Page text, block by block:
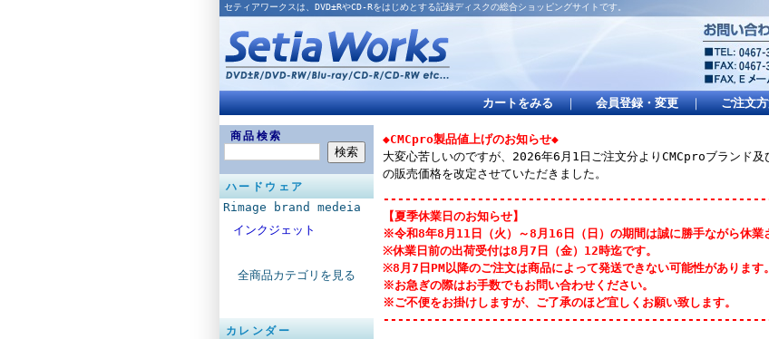
セティアワークスは、DVD±RやCD-Rをはじめとする記録ディスクの総合ショッピングサイトです。
カートをみる ｜ 会員登録・変更 ｜ ご注文
商品検索
ハードウェア
Rimage brand medeia
インクジェット
全商品カテゴリを見る
カレンダー
◆CMCpro製品値上げのお知らせ◆
大変心苦しいのですが、2026年6月1日ご注文分よりCMCproブランド
の販売価格を改定させていただきました。
【夏季休業日のお知らせ】
※令和8年8月11日（火）～8月16日（日）の期間は誠に勝手ながら休業
※休業日前の出荷受付は8月7日（金）12時迄です。
※8月7日PM以降のご注文は商品によって発送できない可能性があります。
※お急ぎの際はお手数でもお問い合わせください。
※ご不便をお掛けしますが、ご了承のほど宜しくお願い致します。